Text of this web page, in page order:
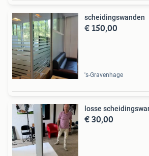
scheidingswanden
€ 150,00
's-Gravenhage
losse
€ 30,00